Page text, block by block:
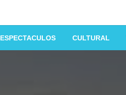
ESPECTACULOS CULTURAL